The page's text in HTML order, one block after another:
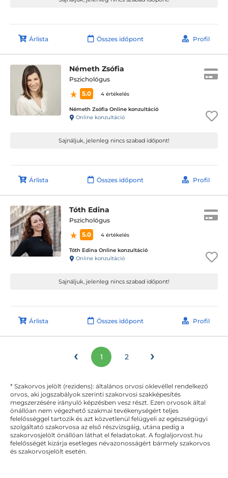
Árlista Összes időpont Profil
Németh Zsófia
Pszichológus
5.0
4 értékelés
Németh Zsófia Online konzultáció
Online konzultáció
Sajnáljuk, jelenleg nincs szabad időpont!
Árlista Összes időpont Profil
Tóth Edina
Pszichológus
5.0
4 értékelés
Tóth Edina Online konzultáció
Online konzultáció
Sajnáljuk, jelenleg nincs szabad időpont!
Árlista Összes időpont Profil
‹ 1 2 ›
* Szakorvos jelölt (rezidens): általános orvosi oklevéllel rendelkező
orvos, aki jogszabályok szerinti szakorvosi szakképesítés
megszerzésére irányuló képzésben vesz részt. Ezen orvosok által
önállóan nem végezhető szakmai tevékenységért teljes
felelősséggel tartozik és azt közvetlenül felügyeli az egészségügyi
szolgáltató szakorvosa az első részvizsgáig, utána pedig a
szakorvosjelölt önállóan láthat el feladatokat. A foglaljorvost.hu
felelősségét kizárja esetleges névazonosságért bármely szakorvos
és szakorvosjelölt esetén.